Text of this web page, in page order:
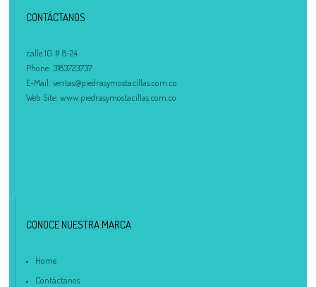
CONTÁCTANOS
calle 10 # 8-24
Phone: 3183723737
E-Mail: ventas@piedrasymostacillas.com.co
Web Site: www.piedrasymostacillas.com.co
CONOCE NUESTRA MARCA
Home
Contáctanos